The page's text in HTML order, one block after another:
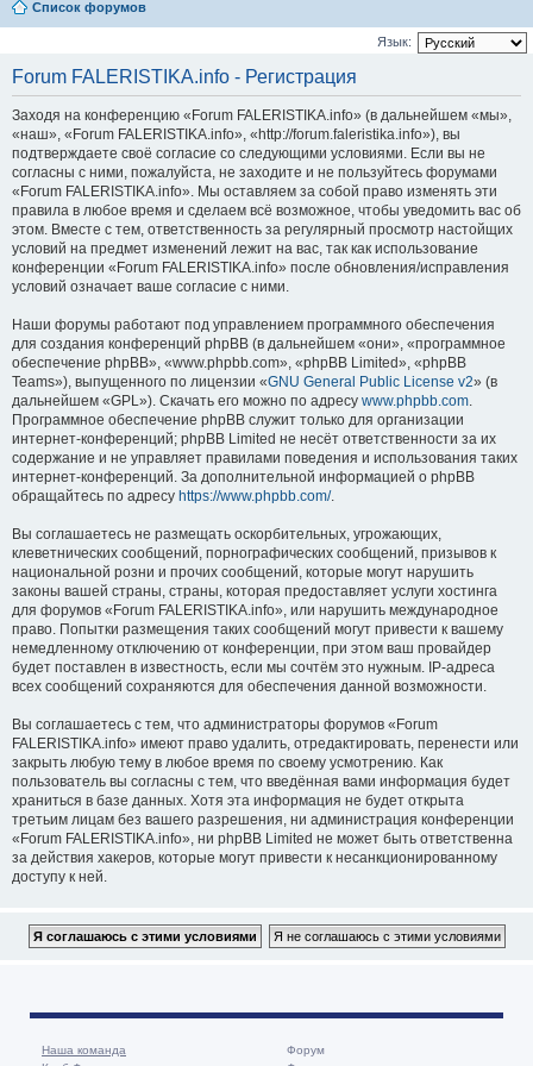
Список форумов
Язык:
Forum FALERISTIKA.info - Регистрация
Заходя на конференцию «Forum FALERISTIKA.info» (в дальнейшем «мы»,
«наш», «Forum FALERISTIKA.info», «http://forum.faleristika.info»), вы
подтверждаете своё согласие со следующими условиями. Если вы не
согласны с ними, пожалуйста, не заходите и не пользуйтесь форумами
«Forum FALERISTIKA.info». Мы оставляем за собой право изменять эти
правила в любое время и сделаем всё возможное, чтобы уведомить вас об
этом. Вместе с тем, ответственность за регулярный просмотр настойщих
условий на предмет изменений лежит на вас, так как использование
конференции «Forum FALERISTIKA.info» после обновления/исправления
условий означает ваше согласие с ними.
Наши форумы работают под управлением программного обеспечения
для создания конференций phpBB (в дальнейшем «они», «программное
обеспечение phpBB», «www.phpbb.com», «phpBB Limited», «phpBB
Teams»), выпущенного по лицензии «GNU General Public License v2» (в
дальнейшем «GPL»). Скачать его можно по адресу www.phpbb.com.
Программное обеспечение phpBB служит только для организации
интернет-конференций; phpBB Limited не несёт ответственности за их
содержание и не управляет правилами поведения и использования таких
интернет-конференций. За дополнительной информацией о phpBB
обращайтесь по адресу https://www.phpbb.com/.
Вы соглашаетесь не размещать оскорбительных, угрожающих,
клеветнических сообщений, порнографических сообщений, призывов к
национальной розни и прочих сообщений, которые могут нарушить
законы вашей страны, страны, которая предоставляет услуги хостинга
для форумов «Forum FALERISTIKA.info», или нарушить международное
право. Попытки размещения таких сообщений могут привести к вашему
немедленному отключению от конференции, при этом ваш провайдер
будет поставлен в известность, если мы сочтём это нужным. IP-адреса
всех сообщений сохраняются для обеспечения данной возможности.
Вы соглашаетесь с тем, что администраторы форумов «Forum
FALERISTIKA.info» имеют право удалить, отредактировать, перенести или
закрыть любую тему в любое время по своему усмотрению. Как
пользователь вы согласны с тем, что введённая вами информация будет
храниться в базе данных. Хотя эта информация не будет открыта
третьим лицам без вашего разрешения, ни администрация конференции
«Forum FALERISTIKA.info», ни phpBB Limited не может быть ответственна
за действия хакеров, которые могут привести к несанкционированному
доступу к ней.
Наша команда
Форум